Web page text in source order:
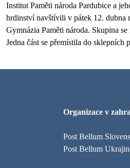
Institut Paměti národa Pardubice a
hrdinství navštívili v pátek 12. dubna
Gymnázia Paměti národa. Skupina
Jedna část se přemístila do sklepních
Organizace v
Post Bellum
Post Bellum